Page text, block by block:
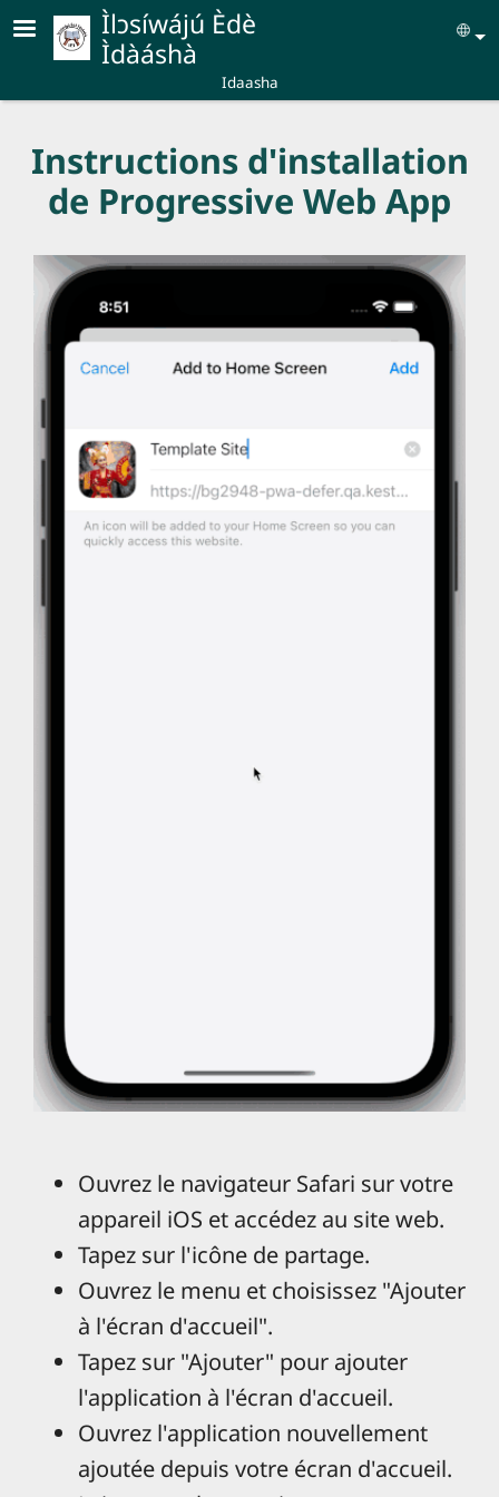
Aller au contenu principal
Ìlɔsíwájú Èdè
Ìdàáshà
Idaasha
Instructions d'installation
de Progressive Web App
Ouvrez le navigateur Safari sur votre
appareil iOS et accédez au site web.
Tapez sur l'icône de partage.
Ouvrez le menu et choisissez "Ajouter
à l'écran d'accueil".
Tapez sur "Ajouter" pour ajouter
l'application à l'écran d'accueil.
Ouvrez l'application nouvellement
ajoutée depuis votre écran d'accueil.